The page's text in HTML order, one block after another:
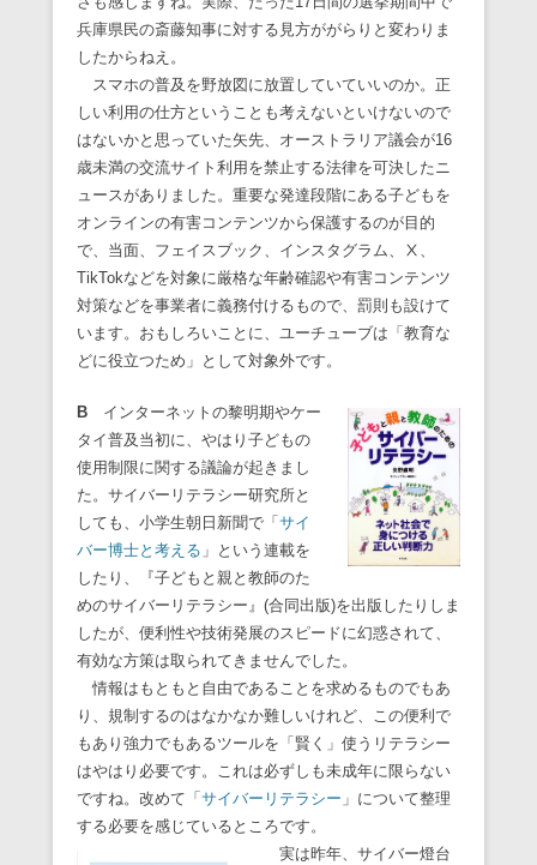
兵庫県民の斎藤知事に対する見方ががらりと変わりま
したからねえ。
スマホの普及を野放図に放置していていいのか。正
しい利用の仕方ということも考えないといけないので
はないかと思っていた矢先、オーストラリア議会が16
歳未満の交流サイト利用を禁止する法律を可決したニ
ュースがありました。重要な発達段階にある子どもを
オンラインの有害コンテンツから保護するのが目的
で、当面、フェイスブック、インスタグラム、Ⅹ、
TikTokなどを対象に厳格な年齢確認や有害コンテンツ
対策などを事業者に義務付けるもので、罰則も設けて
います。おもしろいことに、ユーチューブは「教育な
どに役立つため」として対象外です。
B
インターネットの黎明期やケー
タイ普及当初に、やはり子どもの
使用制限に関する議論が起きまし
た。サイバーリテラシー研究所と
しても、小学生朝日新聞で「 サイ
バー博士と考える 」という連載を
したり、『子どもと親と教師のた
めのサイバーリテラシー』(合同出版)を出版したりしま
したが、便利性や技術発展のスピードに幻惑されて、
有効な方策は取られてきませんでした。
情報はもともと自由であることを求めるものでもあ
り、規制するのはなかなか難しいけれど、この便利で
もあり強力でもあるツールを「賢く」使うリテラシー
はやはり必要です。これは必ずしも未成年に限らない
ですね。改めて「 サイバーリテラシー 」について整理
する必要を感じているところです。
実は昨年、サイバー燈台